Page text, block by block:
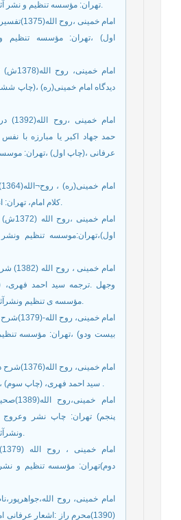
تهران: مؤسسه تنظیم و نشر آثار امام خمینی(ره).
امام خمینی
اول) ،تهران: مؤسسه تنظیم
امام
دیدگاه امام خمینی(ره) ،(چاپ
امام
حمد جهاد اكبر يا مبارزه با
عرفانى ،(چاپ اول) ،تهران:
کلام امام، تهران: انتشارات امیر کبیر.
امام
اول)،تهران:موسسه تنظیم ونشر
امام
وجهل .ترجمه سید احمد
مؤسسه ی تنظیم ونشرآثارامام خمینی (ره).
امام
بیست ودو) ،تهران: مؤسسه
امام خمینی،
سید احمد فهری، (چاپ سوم) ، تهران:نشر تربیت .
امام
پنجم) تهران: چاپ نشر
ونشرآثار امام خمینی(ره).
دوم)تهران: ﻣﺆﺳﺴﻪ ﺗﻨﻈﯿﻢ و ﻧﺸﺮ
امام خمینی، روح
(1390)محرم راز :اشعار